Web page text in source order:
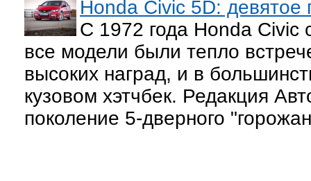
Honda Civic 5D: девятое
С 1972 года Honda Civic
все модели были тепло
высоких наград, и в
кузовом хэтчбек. Редакция
поколение 5-дверного